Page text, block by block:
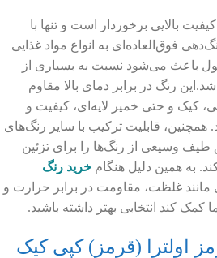
بالایی برخوردار است و تنها با
فوق‌العاده‌ای به انواع مواد غذایی
باعث می‌شود نسبت به بسیاری از
رنگ در برابر دمای بالا مقاوم
کیک و حتی خمیر لایه‌ای، کیفیت و
قابلیت ترکیب با سایر رنگ‌های
طیف وسیعی از رنگ‌ها را برای تزئین
به همین دلیل هنگام خرید رنگ
مانند غلظت، مقاومت در برابر حرارت و
کمک کند انتخابی بهتر داشته باشید.
اولترا (قرمز) کپی کیک